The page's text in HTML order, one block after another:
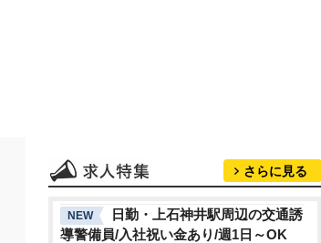
さらに見る
NEW
日勤・上石神井駅周辺の交通誘
導警備員/入社祝い金あり/週1日～OK